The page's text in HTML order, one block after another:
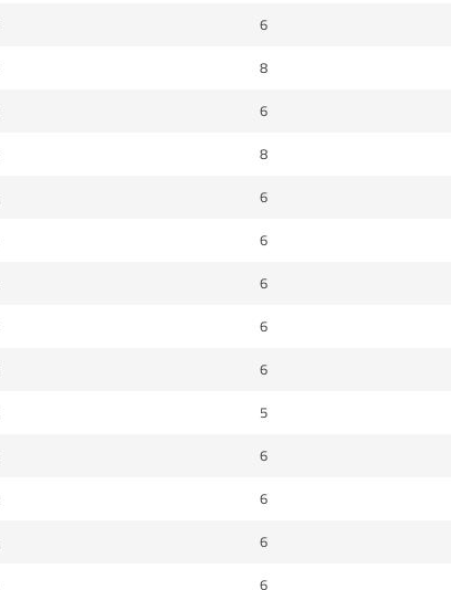
6
8
6
8
6
6
6
6
6
5
6
6
6
6